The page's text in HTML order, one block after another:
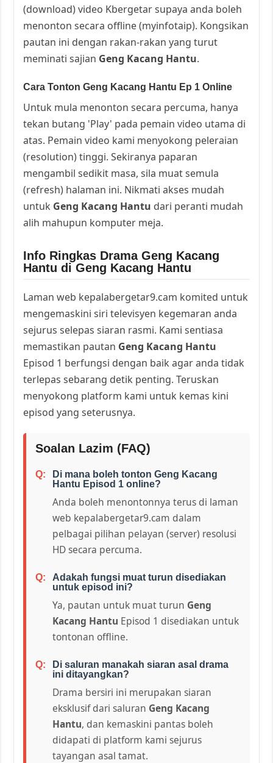
(download) video Kbergetar supaya anda boleh
menonton secara offline (myinfotaip). Kongsikan
pautan ini dengan rakan-rakan yang turut
meminati sajian Geng Kacang Hantu.
Cara Tonton Geng Kacang Hantu Ep 1 Online
Untuk mula menonton secara percuma, hanya
tekan butang 'Play' pada pemain video utama di
atas. Pemain video kami menyokong peleraian
(resolution) tinggi. Sekiranya paparan
mengambil sedikit masa, sila muat semula
(refresh) halaman ini. Nikmati akses mudah
untuk Geng Kacang Hantu dari peranti mudah
alih mahupun komputer meja.
Info Ringkas Drama Geng Kacang
Hantu di Geng Kacang Hantu
Laman web kepalabergetar9.cam komited untuk
mengemaskini siri televisyen kegemaran anda
sejurus selepas siaran rasmi. Kami sentiasa
memastikan pautan Geng Kacang Hantu
Episod 1 berfungsi dengan baik agar anda tidak
terlepas sebarang detik penting. Teruskan
menyokong platform kami untuk kemas kini
episod yang seterusnya.
Soalan Lazim (FAQ)
Di mana boleh tonton Geng Kacang
Hantu Episod 1 online?
Anda boleh menontonnya terus di laman
web kepalabergetar9.cam dalam
pelbagai pilihan pelayan (server) resolusi
HD secara percuma.
Adakah fungsi muat turun disediakan
untuk episod ini?
Ya, pautan untuk muat turun Geng
Kacang Hantu Episod 1 disediakan untuk
tontonan offline.
Di saluran manakah siaran asal drama
ini ditayangkan?
Drama bersiri ini merupakan siaran
eksklusif dari saluran Geng Kacang
Hantu, dan kemaskini pantas boleh
didapati di platform kami sejurus
tayangan asal tamat.